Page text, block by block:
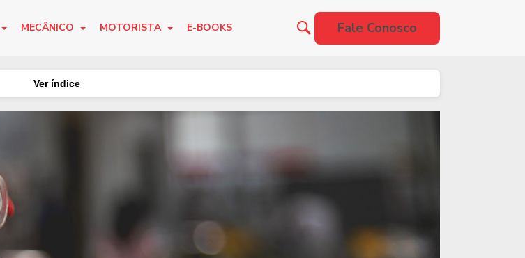
MECÂNICO MOTORISTA E-BOOKS Fale Conosco
Ver índice